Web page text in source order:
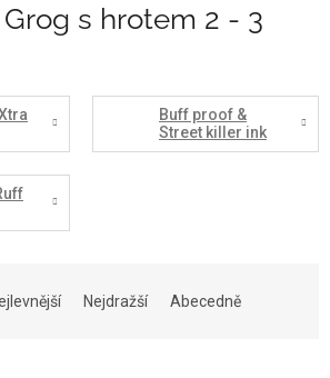
s hrotem 2 - 3
Buff proof &
Street killer ink
Nejdražší Abecedně